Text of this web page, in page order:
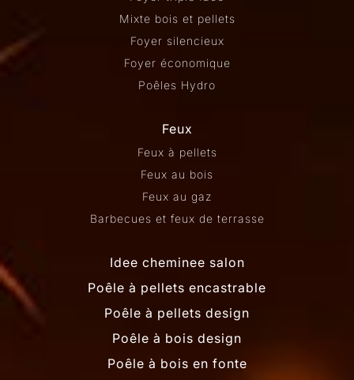
Mixte bois et pellets
Foyer silencieux
Foyer économique
Poêles Hydro
Feux
Feux à pellets
Feux au bois
Feux au gaz
Barbecues et feux de terrasse
Idee cheminee salon
Poêle à pellets encastrable
Poêle à pellets design
Poêle à bois design
Poêle à bois en fonte